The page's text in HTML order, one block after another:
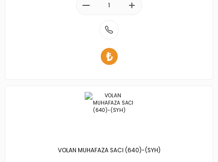
VOLAN MUHAFAZA SACI (640)-(SYH)